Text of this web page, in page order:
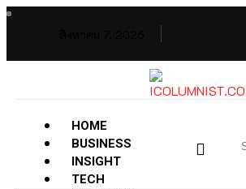
HOME
BUSINESS
INSIGHT
TECH